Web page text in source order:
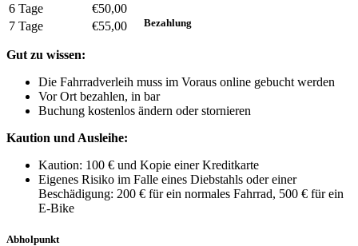
6 Tage
€50,00
7 Tage
€55,00 Bezahlung
Gut zu wissen:
Die Fahrradverleih muss im Voraus online gebucht werden
Vor Ort bezahlen, in bar
Buchung kostenlos ändern oder stornieren
Kaution und Ausleihe:
Kaution: 100 € und Kopie einer Kreditkarte
Eigenes Risiko im Falle eines Diebstahls oder einer
Beschädigung: 200 € für ein normales Fahrrad, 500 € für ein
E-Bike
Abholpunkt